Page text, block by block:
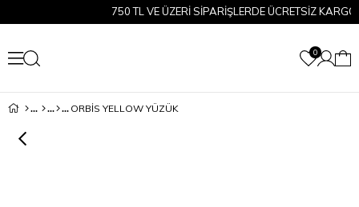
750 TL VE ÜZERİ SİPARİŞLERDE ÜCRETSİZ KARGO!
0
ORBİS YELLOW YÜZÜK